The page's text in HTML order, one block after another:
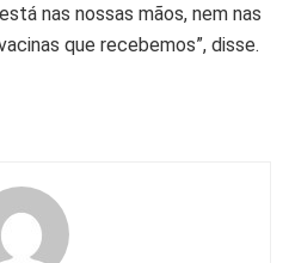
nas nossas mãos, nem nas
que recebemos”, disse.